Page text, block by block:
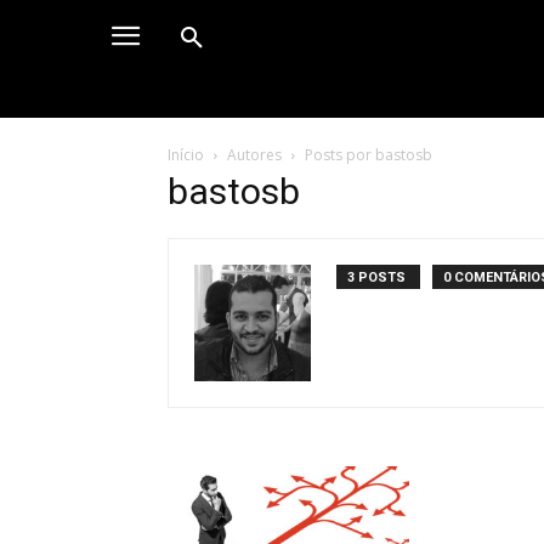
Início Autores Posts por bastosb
bastosb
3 POSTS 0